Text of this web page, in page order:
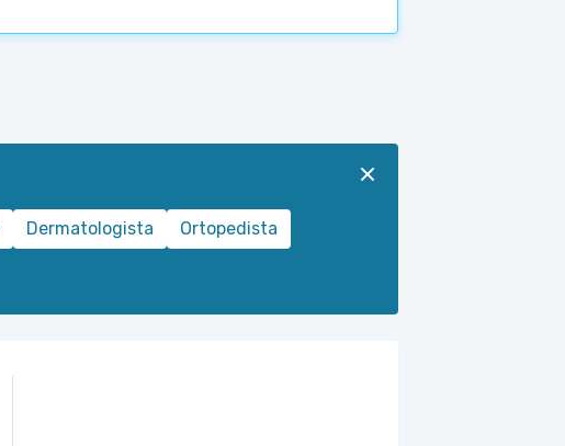
Dermatologista
Ortopedista